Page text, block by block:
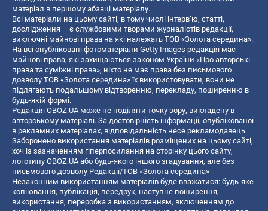
матеріал в першому абзаці матеріалу.
Всі матеріали на цьому сайті, в тому числі інтерв’ю, статті,
дослідження – є службовими творами журналістів редакції,
виключні майнові права на які належать ТОВ «Золота середина».
На всі опубліковані фотоматеріали Getty Images редакція має
майнові права, які захищаються законом України «Про авторські
права та суміжні права», ніхто не має права без письмового
дозволу ТОВ «Золота середина» їх використовувати, вони не
підлягають подальшому відтворенню, перекладу, поширенню в
будь-якій формі.
Редакція OBOZ.UA може не поділяти точку зору, викладену в
авторському матеріалі. За достовірність інформації, опублікованої
в рекламних матеріалах, відповідальність несе рекламодавець.
Заборонено використання матеріалів розміщених на цьому сайті,
хоч із зазначенням гіперпосилання на сторінку цього сайту,
логотипу OBOZ.UA або будь-якого іншого згадування, але без
письмового дозволу Редакції/ТОВ «Золота середина»
Незаконним використанням матеріалів буде вважатися: будь-яке
копiювання, публiкацiя, передрук, наступне поширення,
використання, переробка з використанням, включенням до